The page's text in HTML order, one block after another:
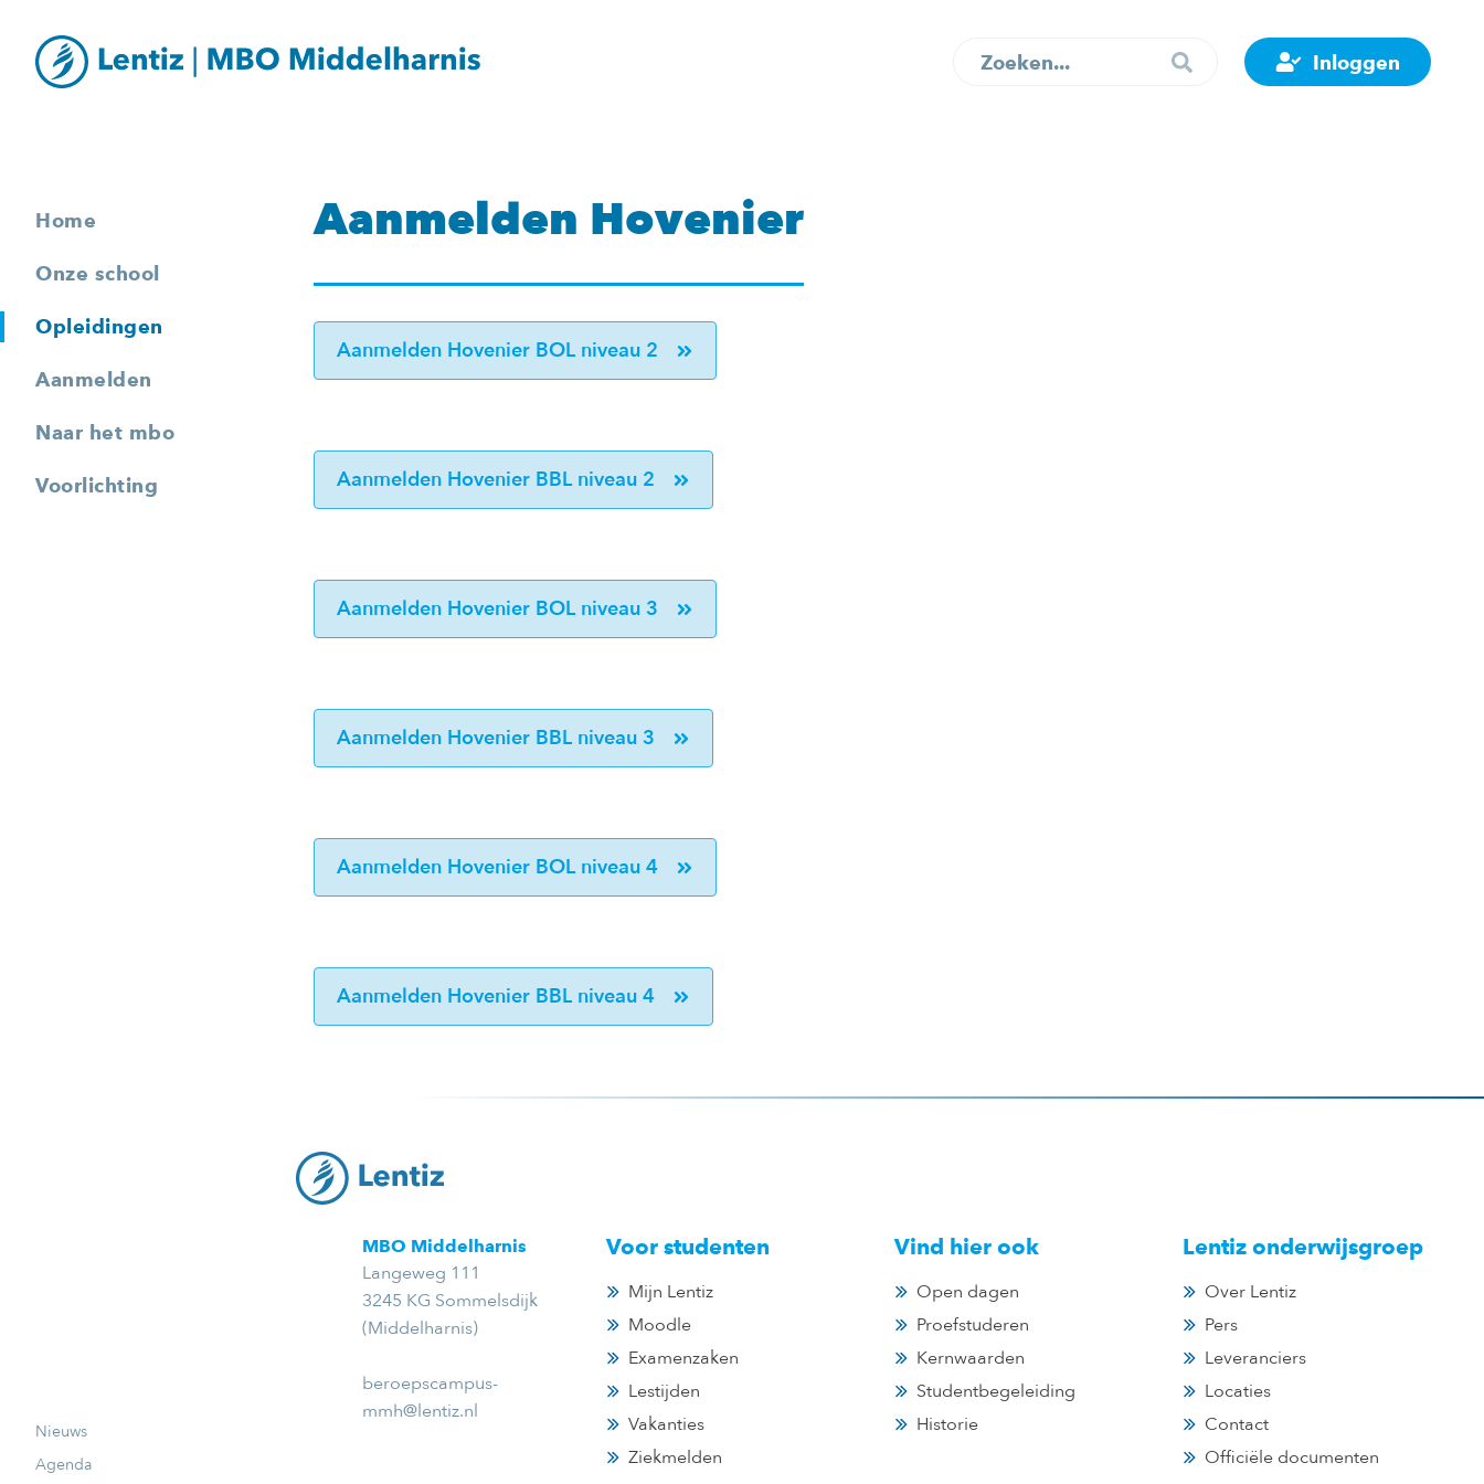
Inloggen
Home
Onze school
Opleidingen
Aanmelden
Naar het mbo
Voorlichting
Nieuws
Agenda
Aanmelden Hovenier
Aanmelden Hovenier BOL niveau 2
Aanmelden Hovenier BBL niveau 2
Aanmelden Hovenier BOL niveau 3
Aanmelden Hovenier BBL niveau 3
Aanmelden Hovenier BOL niveau 4
Aanmelden Hovenier BBL niveau 4
MBO Middelharnis
Langeweg 111
3245 KG Sommelsdijk
(Middelharnis)
beroepscampus-
mmh@lentiz.nl
Voor studenten
Mijn Lentiz
Moodle
Examenzaken
Lestijden
Vakanties
Ziekmelden
Vind hier ook
Open dagen
Proefstuderen
Kernwaarden
Studentbegeleiding
Historie
Lentiz onderwijsgroep
Over Lentiz
Pers
Leveranciers
Locaties
Contact
Officiële documenten